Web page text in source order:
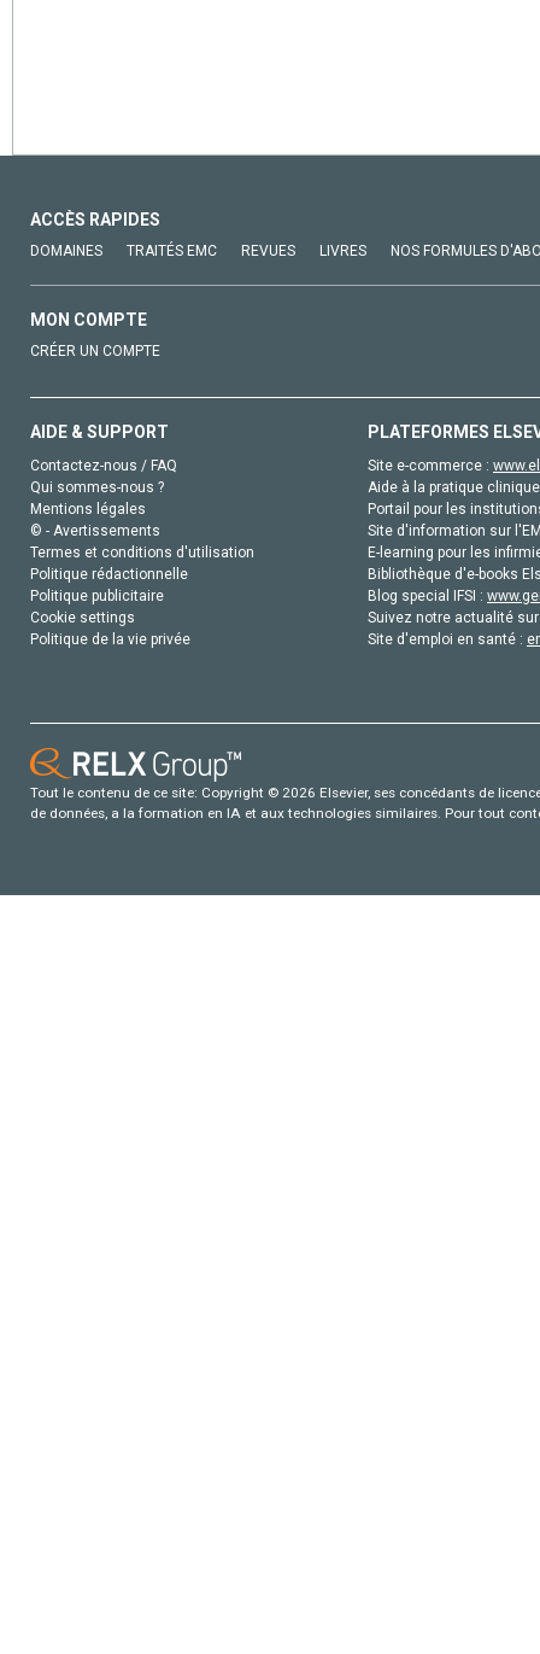
ACCÈS RAPIDES
DOMAINES TRAITÉS EMC REVUES LIVRES NOS FORMULES
MON COMPTE
CRÉER UN COMPTE
AIDE & SUPPORT
Contactez-nous / FAQ
Qui sommes-nous ?
Mentions légales
© - Avertissements
Termes et conditions d'utilisation
Politique rédactionnelle
Politique publicitaire
Cookie settings
Politique de la vie privée
PLATEFORMES
Site e-commerce :
Aide à la pratique
Portail pour les
Site d'information sur
E-learning pour les
Bibliothèque d'e-books
Blog special IFSI :
Suivez notre actualité
Site d'emploi en santé :
Tout le contenu de ce site: Copyright © 2026 Elsevier, ses concédants de
de données, a la formation en IA et aux technologies similaires. Pour tout